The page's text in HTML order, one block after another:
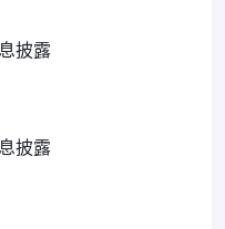
披露
披露